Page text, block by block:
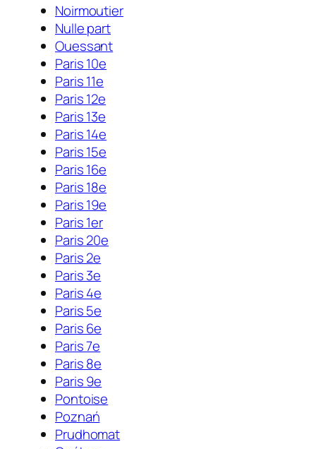
Noirmoutier
Nulle part
Ouessant
Paris 10e
Paris 11e
Paris 12e
Paris 13e
Paris 14e
Paris 15e
Paris 16e
Paris 18e
Paris 19e
Paris 1er
Paris 20e
Paris 2e
Paris 3e
Paris 4e
Paris 5e
Paris 6e
Paris 7e
Paris 8e
Paris 9e
Pontoise
Poznań
Prudhomat